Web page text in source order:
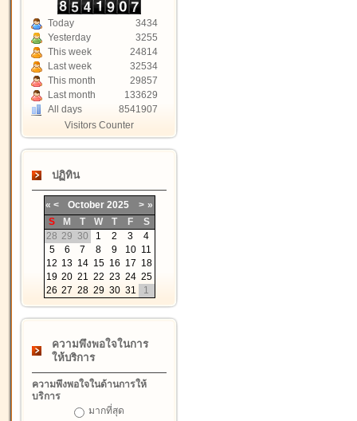
Today
3434
Yesterday
3255
This week
24814
Last week
32534
This month
29857
Last month
133629
All days
8541907
Visitors Counter
ปฏิทิน
« < October 2025 > »
S
M T W T F
S
28 29 30 1 2 3
4
5
6 7 8 9 10 11
12 13 14 15 16 17 18
19 20 21 22 23 24 25
26 27 28 29 30 31 1
ความพึงพอใจในการ
ให้บริการ
ความพึงพอใจในด้านการให้
บริการ
มากที่สุด